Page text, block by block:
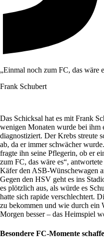
„Einmal noch zum FC, das wäre
Frank Schubert
Das Schicksal hat es mit Frank
wenigen Monaten wurde bei
diagnostiziert. Der Krebs streute
ab, da er immer schwächer
fragte ihn seine Pflegerin, ob er
zum FC, das wäre es“,
Käfer den ASB-Wünschewagen
Gegen den HSV geht es ins
es plötzlich aus, als würde es
hatte sich rapide verschlechtert.
zu bekommen und wie durch ein
Morgen besser – das Heimspiel
Besondere FC-Momente